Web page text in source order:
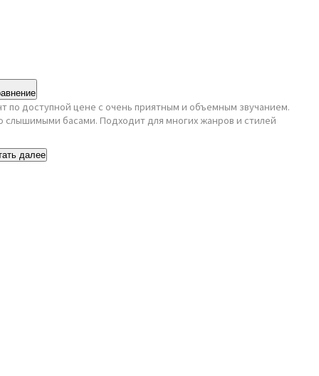
по доступной цене с очень приятным и объемным звучанием.
слышимыми басами. Подходит для многих жанров и стилей
далее